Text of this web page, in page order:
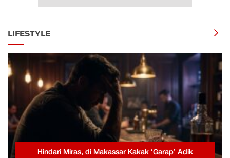
LIFESTYLE
Hindari Miras, di Makassar Kakak ‘Garap’ Adik